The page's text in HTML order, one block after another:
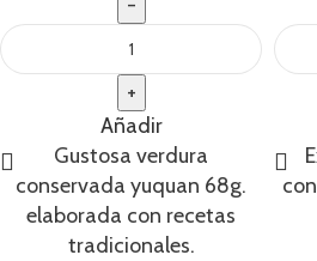
Añadir
Gustosa verdura
conservada yuquan 68g.
elaborada con recetas
tradicionales.